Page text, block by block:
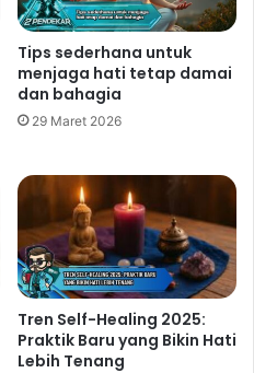
Tips sederhana untuk
menjaga hati tetap damai
dan bahagia
29 Maret 2026
Tren Self-Healing 2025:
Praktik Baru yang Bikin Hati
Lebih Tenang